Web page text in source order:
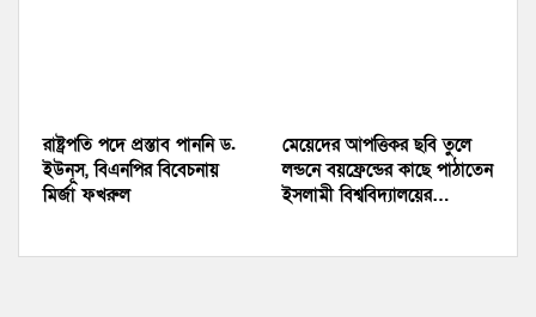
রাষ্ট্রপতি পদে প্রস্তাব পাননি ড.
ইউনূস, বিএনপির বিবেচনায়
মির্জা ফখরুল
মেয়েদের আপত্তিকর ছবি তুলে
লন্ডনে বয়ফ্রেন্ডের কাছে পাঠাতেন
ইসলামী বিশ্ববিদ্যালয়ের…